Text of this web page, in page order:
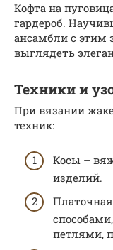
Кофта на
гардероб.
ансамбли с этим
выглядеть
Техники и
При вязании
техник:
Косы –
изделий.
петлями,